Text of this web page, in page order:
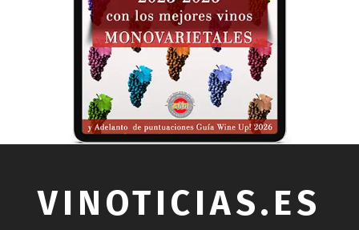
VINOTICIAS.ES